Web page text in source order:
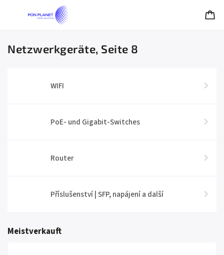
Netzwerkgeräte, Seite 8
WIFI
PoE- und Gigabit-Switches
Router
Příslušenství | SFP, napájení a další
Meistverkauft